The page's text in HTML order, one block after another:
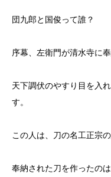
団九郎と国俊って誰？
序幕、左衛門が清水寺に
天下調伏のやすり目を入
す。
この人は、刀の名工正宗の
奉納された刀を作ったの